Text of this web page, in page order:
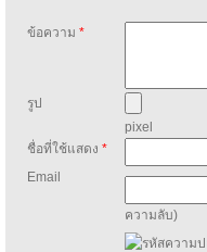
ข้อความ *
รูป
pixel
ชื่อที่ใช้แสดง *
Email
ความลับ)